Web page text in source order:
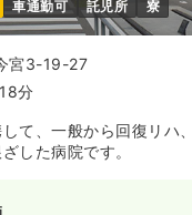
せください
なる
車通勤可 託児所 寮
宮3-19-27
18分
て、一般から回復リハ
した病院です。